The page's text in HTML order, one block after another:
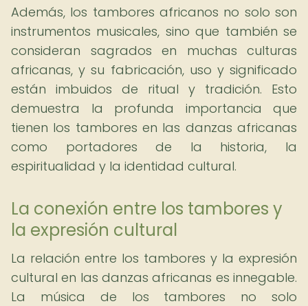
Además, los tambores africanos no solo son
instrumentos musicales, sino que también se
consideran sagrados en muchas culturas
africanas, y su fabricación, uso y significado
están imbuidos de ritual y tradición. Esto
demuestra la profunda importancia que
tienen los tambores en las danzas africanas
como portadores de la historia, la
espiritualidad y la identidad cultural.
La conexión entre los tambores y
la expresión cultural
La relación entre los tambores y la expresión
cultural en las danzas africanas es innegable.
La música de los tambores no solo